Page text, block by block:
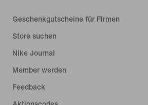
Geschenkgutscheine für Firmen
Store suchen
Nike Journal
Member werden
Feedback